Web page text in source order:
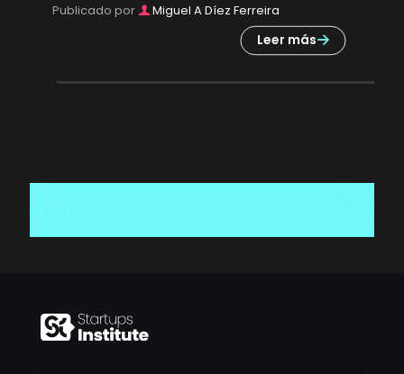
Publicado por Miguel A Díez Ferreira
Leer más